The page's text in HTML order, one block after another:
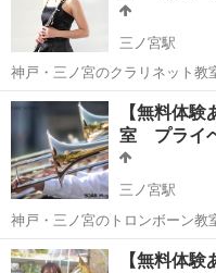
三ノ宮駅
神戸・三ノ宮のクラリネット教
に対応いたします☆ 授業中は楽
の方でも大丈夫です。 きれいなスタジオでじっくりと学べる環境をご
用意しています。 レッ...
兵庫 神戸市 三ノ宮駅
【無料体
室 プライ
ン
三ノ宮駅
神戸・三ノ宮のトロンボーン教
に対応いたします☆ 本格的な防音スタジオでじっくりと学べる環境を
ご用意しています。 レッスン
兵庫 神戸市 三ノ宮駅
【無料体